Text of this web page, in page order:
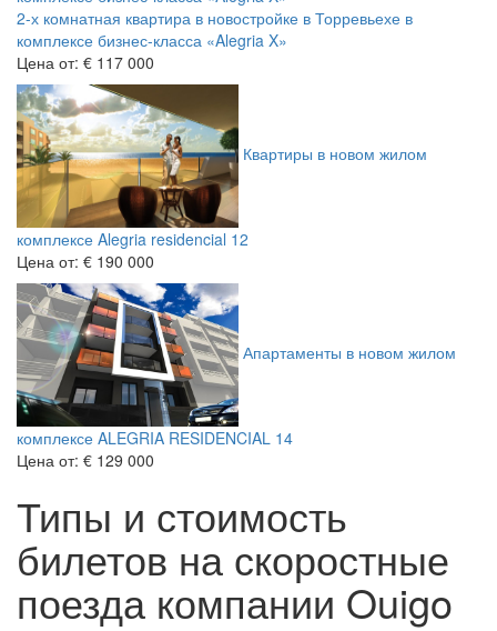
2-х комнатная квартира в новостройке в Торревьехе в
комплексе бизнес-класса «Alegria X»
Цена от: € 117 000
Квартиры в новом жилом
комплексе Alegria residencial 12
Цена от: € 190 000
Апартаменты в новом жилом
комплексе ALEGRIA RESIDENCIAL 14
Цена от: € 129 000
Типы и стоимость
билетов на скоростные
поезда компании Ouigo